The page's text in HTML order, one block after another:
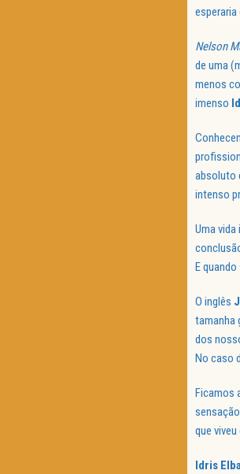
Nelson
de uma
menos
imenso
absoluto
intenso
Uma
E
O inglês
tamanha
dos
No caso
Ficamos
que
Idris